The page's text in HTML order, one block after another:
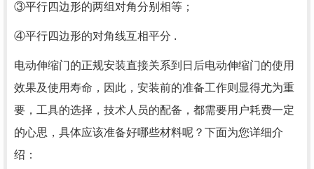
③平行四边形的两组对角分别相等；
④平行四边形的对角线互相平分 .
电动伸缩门的正规安装直接关系到日后电动伸缩门的使用
效果及使用寿命，因此，安装前的准备工作则显得尤为重
要，工具的选择，技术人员的配备，都需要用户耗费一定
的心思，具体应该准备好哪些材料呢？下面为您详细介
绍：